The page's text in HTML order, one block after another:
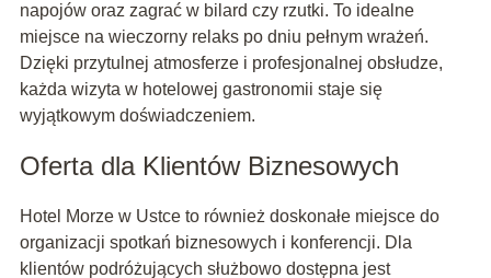
napojów oraz zagrać w bilard czy rzutki. To idealne
miejsce na wieczorny relaks po dniu pełnym wrażeń.
Dzięki przytulnej atmosferze i profesjonalnej obsłudze,
każda wizyta w hotelowej gastronomii staje się
wyjątkowym doświadczeniem.
Oferta dla Klientów Biznesowych
Hotel Morze w Ustce to również doskonałe miejsce do
organizacji spotkań biznesowych i konferencji. Dla
klientów podróżujących służbowo dostępna jest